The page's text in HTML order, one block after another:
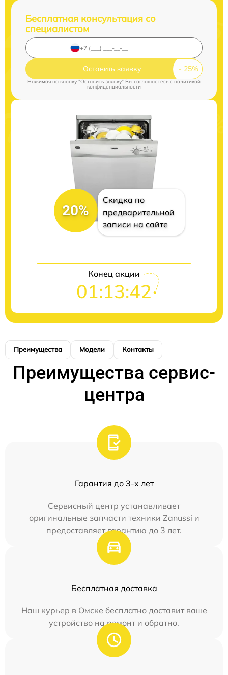
Бесплатная консультация со
специалистом
Оставить заявку
Нажимая на кнопку "Оставить заявку" Вы соглашаетесь cполитикой
конфиденциальности
20%
Скидка по
предварительной
записи на сайте
Конец акции
01:13:42
Преимущества Модели Контакты
Преимущества сервис-
центра
Гарантия до 3-х лет
Сервисный центр устанавливает
оригинальные запчасти техники Zanussi и
предоставляет гарантию до 3 лет.
Бесплатная доставка
Наш курьер в Омске бесплатно доставит ваше
устройство на ремонт и обратно.